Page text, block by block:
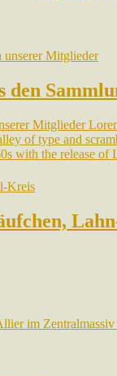
Mitglieder
of type and
with the release
im